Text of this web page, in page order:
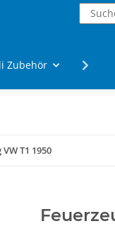
Zubehör
T1 1950